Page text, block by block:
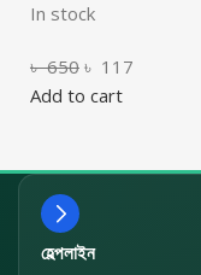
In stock
৳650 ৳ 117
Add to cart
হেল্পলাইন